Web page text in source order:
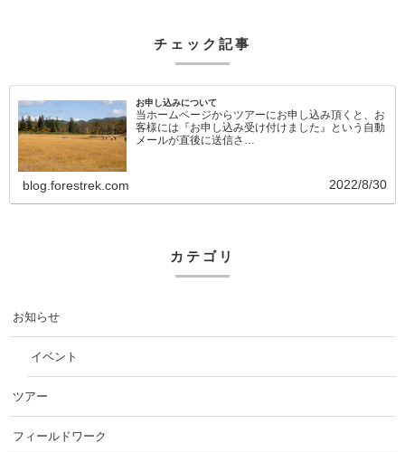
チェック記事
お申し込みについて
当ホームページからツアーにお申し込み頂くと、お
客様には『お申し込み受け付けました』という自動
メールが直後に送信さ…
blog.forestrek.com 2022/8/30
カテゴリ
お知らせ
イベント
ツアー
フィールドワーク